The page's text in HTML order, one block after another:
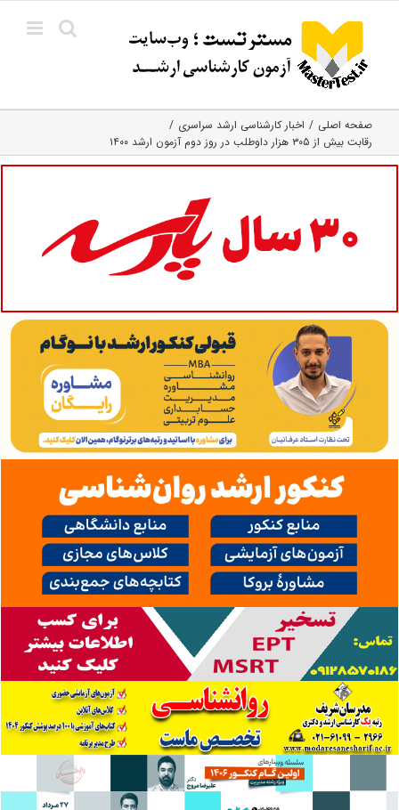
content
صفحه اصلی
اخبار کارشناسی ارشد سراسری
رقابت بیش از ۳۰۵ هزار داوطلب در روز دوم آزمون ارشد ۱۴۰۰